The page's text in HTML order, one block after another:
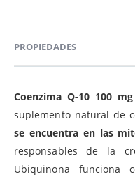
PROPIEDADES
Coenzima Q-10 100
suplemento natural de
se encuentra en las
responsables de la
Ubiquinona funciona